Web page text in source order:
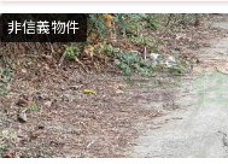
非信義物件